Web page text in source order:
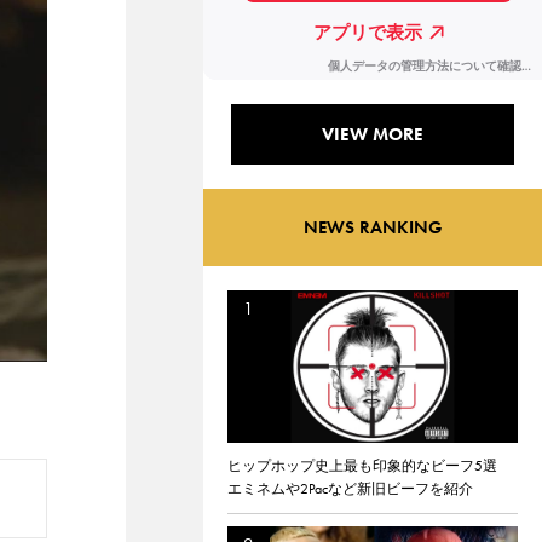
VIEW MORE
NEWS RANKING
ヒップホップ史上最も印象的なビーフ5選
エミネムや2Pacなど新旧ビーフを紹介